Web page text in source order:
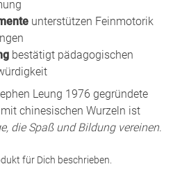
unterstützen Feinmotorik
bestätigt pädagogischen
Leung 1976 gegründete
mit chinesischen Wurzeln ist
die Spaß und Bildung vereinen.
für Dich beschrieben.